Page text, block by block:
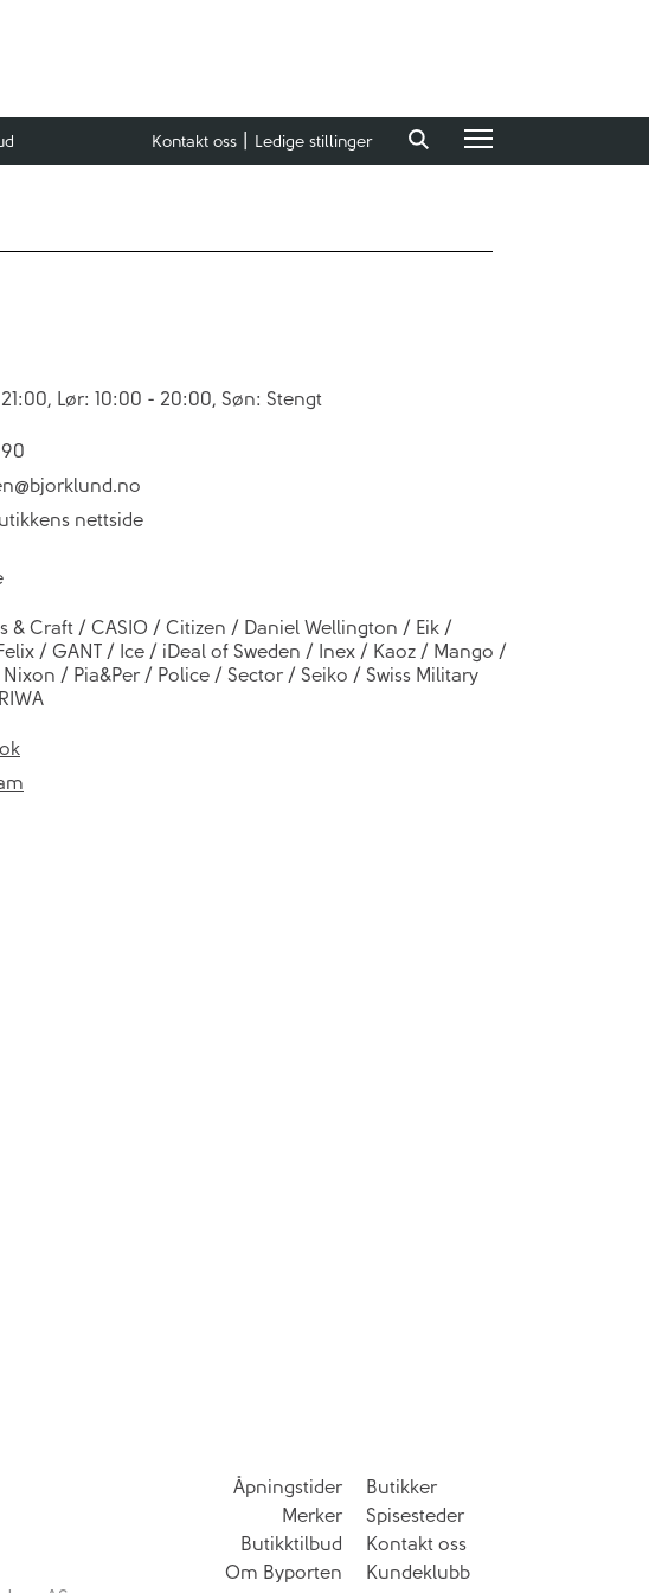
Kontakt oss Ledige stillinger
Lør: 10:00 - 20:00, Søn: Stengt
nettside
& Craft / CASIO / Citizen / Daniel Wellington / Eik /
/ GANT / Ice / iDeal of Sweden / Inex / Kaoz / Mango /
/ Pia&Per / Police / Sector / Seiko / Swiss Military
Åpningstider
Butikker
Merker
Spisesteder
Butikktilbud
Kontakt oss
Om Byporten
Kundeklubb